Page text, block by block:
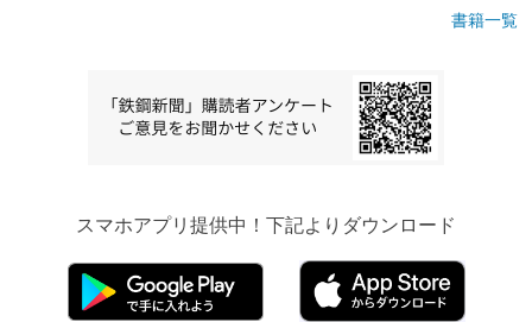
書籍一覧
スマホアプリ提供中！下記よりダウンロード